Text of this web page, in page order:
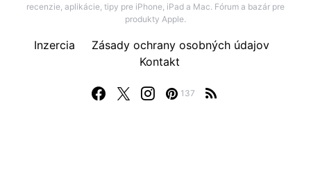
recenzie, aplikácie, tipy pre iPhone, iPad a Mac. Fórum a bazár pre
produkty Apple.
137
Inzercia
Zásady ochrany osobných údajov
Kontakt